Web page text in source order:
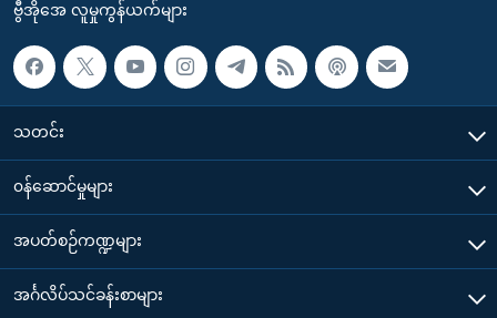
ဗွီအိုအေ လူမှုကွန်ယက်များ
သတင်း
၀န်ဆောင်မှုများ
အပတ်စဉ်ကဏ္ဍများ
အင်္ဂလိပ်သင်ခန်းစာများ